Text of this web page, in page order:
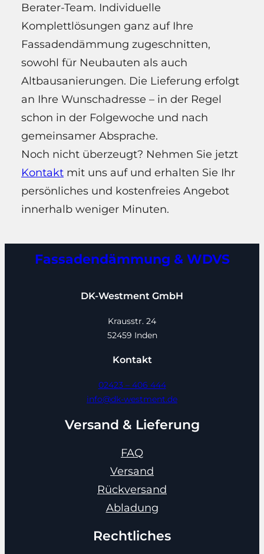
Berater-Team. Individuelle
Komplettlösungen ganz auf Ihre
Fassadendämmung zugeschnitten,
sowohl für Neubauten als auch
Altbausanierungen. Die Lieferung erfolgt
an Ihre Wunschadresse – in der Regel
schon in der Folgewoche und nach
gemeinsamer Absprache.
Noch nicht überzeugt? Nehmen Sie jetzt
Kontakt mit uns auf und erhalten Sie Ihr
persönliches und kostenfreies Angebot
innerhalb weniger Minuten.
Fassadendämmung & WDVS
DK-Westment GmbH
Krausstr. 24
52459 Inden
Kontakt
02423 – 406 444
info@dk-westment.de
Versand & Lieferung
FAQ
Versand
Rückversand
Abladung
Rechtliches